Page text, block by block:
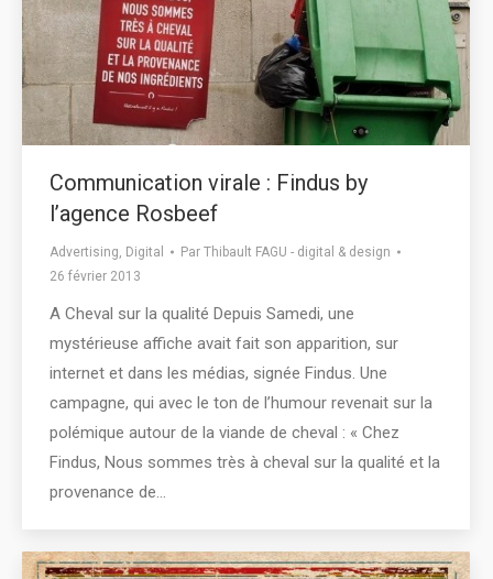
Communication virale : Findus by
l’agence Rosbeef
Advertising, Digital Par Thibault FAGU - digital & design
26 février 2013
A Cheval sur la qualité Depuis Samedi, une
mystérieuse affiche avait fait son apparition, sur
internet et dans les médias, signée Findus. Une
campagne, qui avec le ton de l’humour revenait sur la
polémique autour de la viande de cheval : « Chez
Findus, Nous sommes très à cheval sur la qualité et la
provenance de…